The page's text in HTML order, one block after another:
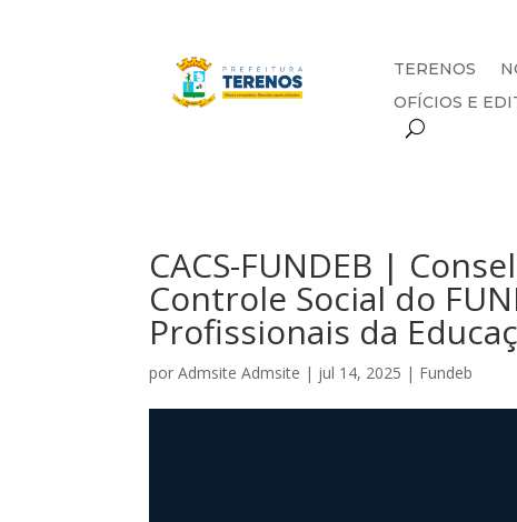
TERENOS
OFÍCIOS E
CACS-FUNDEB |
Controle Social do
Profissionais da
porAdmsite Admsite | jul 14, 2025 | Fundeb